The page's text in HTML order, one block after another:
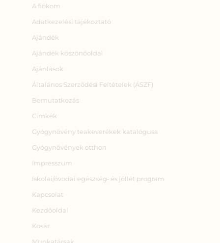
A fiókom
Adatkezelési tájékoztató
Ajándék
Ajándék köszönőoldal
Ajánlások
Általános Szerződési Feltételek (ÁSZF)
Bemutatkozás
Címkék
Gyógynövény teakeverékek katalógusa
Gyógynövények otthon
Impresszum
Iskolai/óvodai egészség‑ és jóllét program
Kapcsolat
Kezdőoldal
Kosár
Munkatársak